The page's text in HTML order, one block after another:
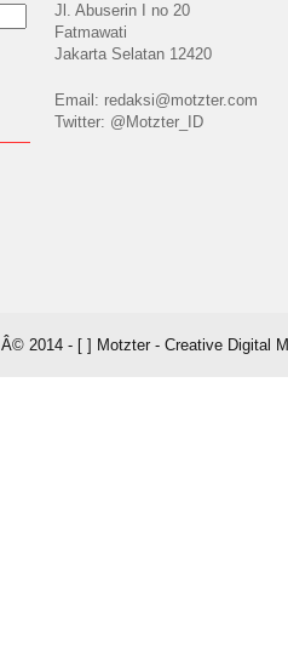
Jl. Abuserin I no 20
Fatmawati
Jakarta Selatan 12420
Email: redaksi@motzter.com
Twitter: @Motzter_ID
Â© 2014 - [ ] Motzter - Creative Digital